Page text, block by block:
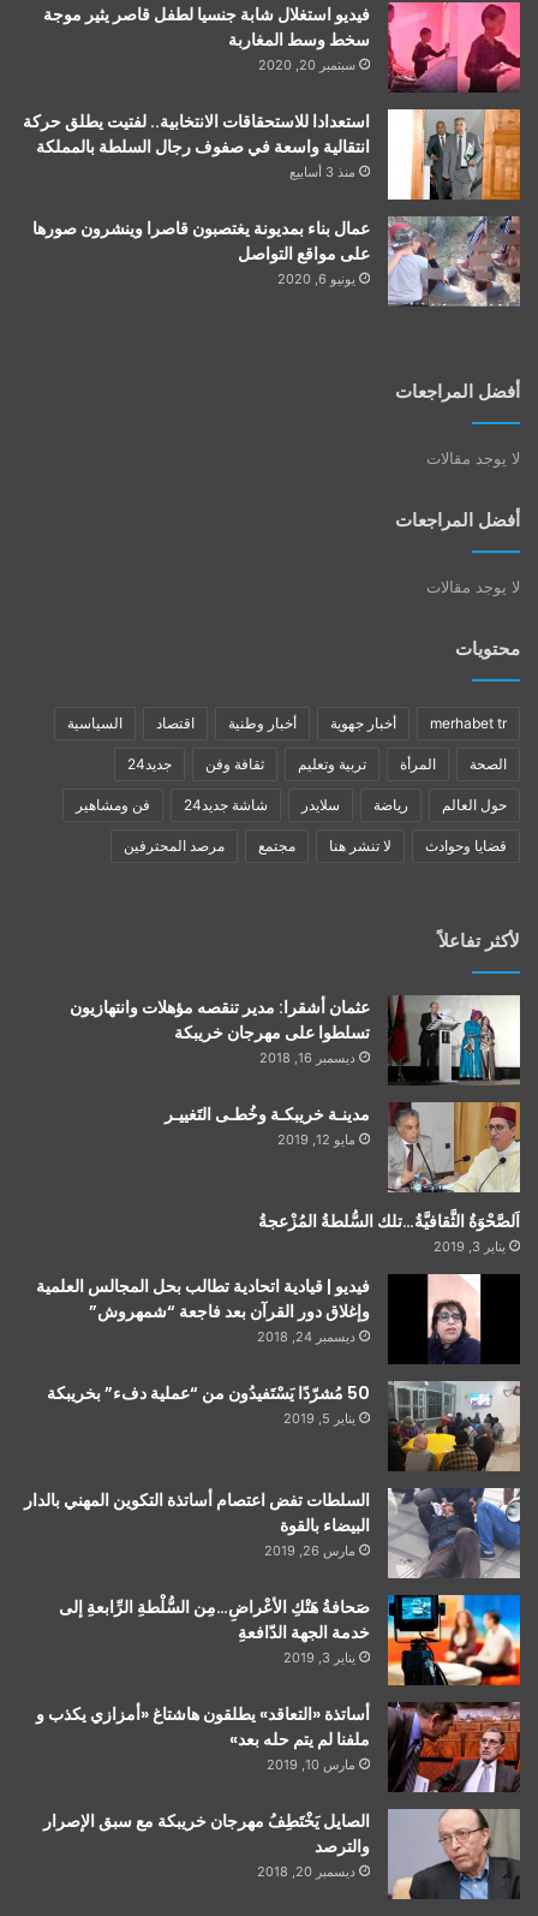
فيديو استغلال شابة جنسيا لطفل قاصر يثير موجة
سخط وسط المغاربة
سبتمبر 20, 2020
استعدادا للاستحقاقات الانتخابية.. لفتيت يطلق حركة
انتقالية واسعة في صفوف رجال السلطة بالمملكة
منذ 3 أسابيع
عمال بناء بمديونة يغتصبون قاصرا وينشرون صورها
على مواقع التواصل
يونيو 6, 2020
أفضل المراجعات
لا يوجد مقالات
أفضل المراجعات
لا يوجد مقالات
محتويات
merhabet tr أخبار جهوية أخبار وطنية اقتصاد السياسية
الصحة المرأة تربية وتعليم ثقافة وفن جديد24
حول العالم رياضة سلايدر شاشة جديد24 فن ومشاهير
قضايا وحوادث لا تنشر هنا مجتمع مرصد المحترفين
لأكثر تفاعلاً
عثمان أشقرا: مدير تنقصه مؤهلات وانتهازيون
تسلطوا على مهرجان خريبكة
ديسمبر 16, 2018
مدينـة خريبكـة وخُطـى التَغييـر
مايو 12, 2019
اَلصَّحْوَةُ الثَّقافيَّةُ…تلك السُّلطةُ المُزْعجةُ
يناير 3, 2019
فيديو | قيادية اتحادية تطالب بحل المجالس العلمية
وإغلاق دور القرآن بعد فاجعة “شمهروش”
ديسمبر 24, 2018
50 مُشرّدًا يَسْتَفيدُون من “عملية دفء” بخريبكة
يناير 5, 2019
السلطات تفض اعتصام أساتذة التكوين المهني بالدار
البيضاء بالقوة
مارس 26, 2019
صَحافةُ هَتْكِ الأعْراضِ…مِن السُّلْطةِ الرِّابعةِ إلى
خدمة الجهة الدّافعةِ
يناير 3, 2019
أساتذة «التعاقد» يطلقون هاشتاغ «أمزازي يكذب و
ملفنا لم يتم حله بعد»
مارس 10, 2019
الصايل يَخْتَطِفُ مهرجان خريبكة مع سبق الإصرار
والترصد
ديسمبر 20, 2018